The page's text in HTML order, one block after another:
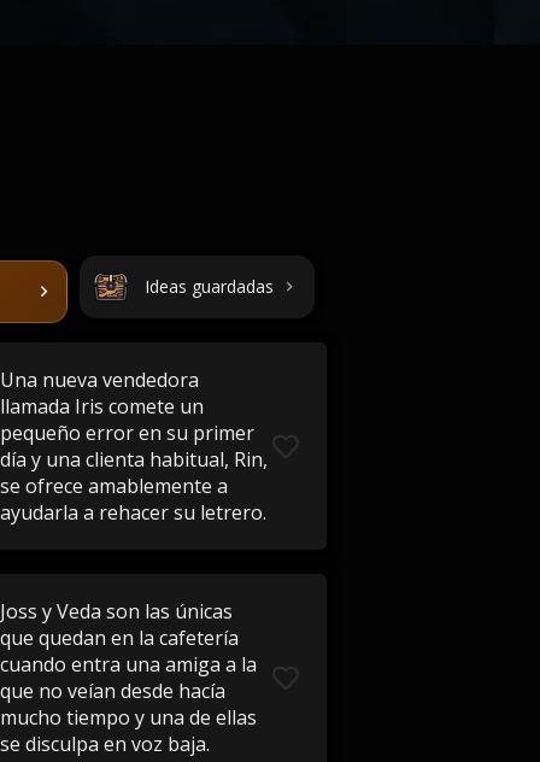
Ideas guardadas
Una nueva vendedora
llamada Iris comete un
pequeño error en su primer
día y una clienta habitual, Rin,
se ofrece amablemente a
ayudarla a rehacer su letrero.
Joss y Veda son las únicas
que quedan en la cafetería
cuando entra una amiga a la
que no veían desde hacía
mucho tiempo y una de ellas
se disculpa en voz baja.